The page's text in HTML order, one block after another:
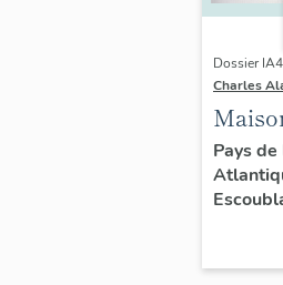
Dossier
Charles
Pays